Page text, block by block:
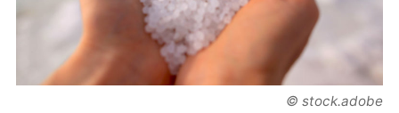
© stock.adobe